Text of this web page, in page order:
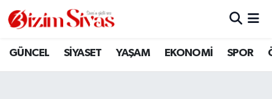
GÜNCEL SİYASET YAŞAM EKONOMİ SPOR
ARAMIZDAN AYRILANLAR
Sivas Nöbetçi Eczaneler